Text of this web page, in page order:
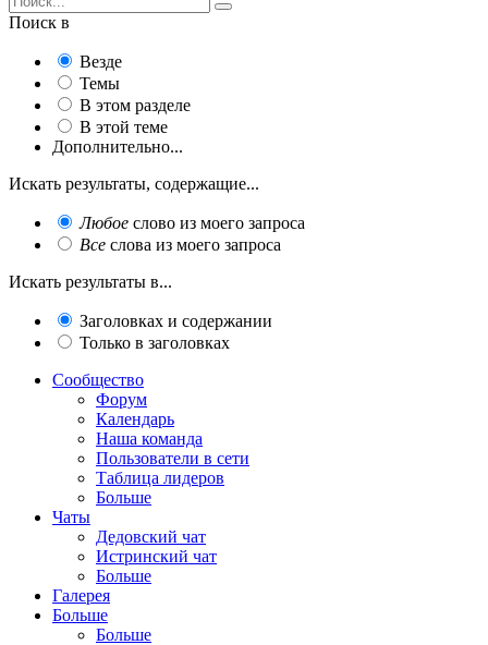
Поиск в
Везде
Темы
В этом разделе
В этой теме
Дополнительно...
Искать результаты, содержащие...
Любое слово из моего запроса
Все слова из моего запроса
Искать результаты в...
Заголовках и содержании
Только в заголовках
Сообщество
Форум
Календарь
Наша команда
Пользователи в сети
Таблица лидеров
Больше
Чаты
Дедовский чат
Истринский чат
Больше
Галерея
Больше
Больше